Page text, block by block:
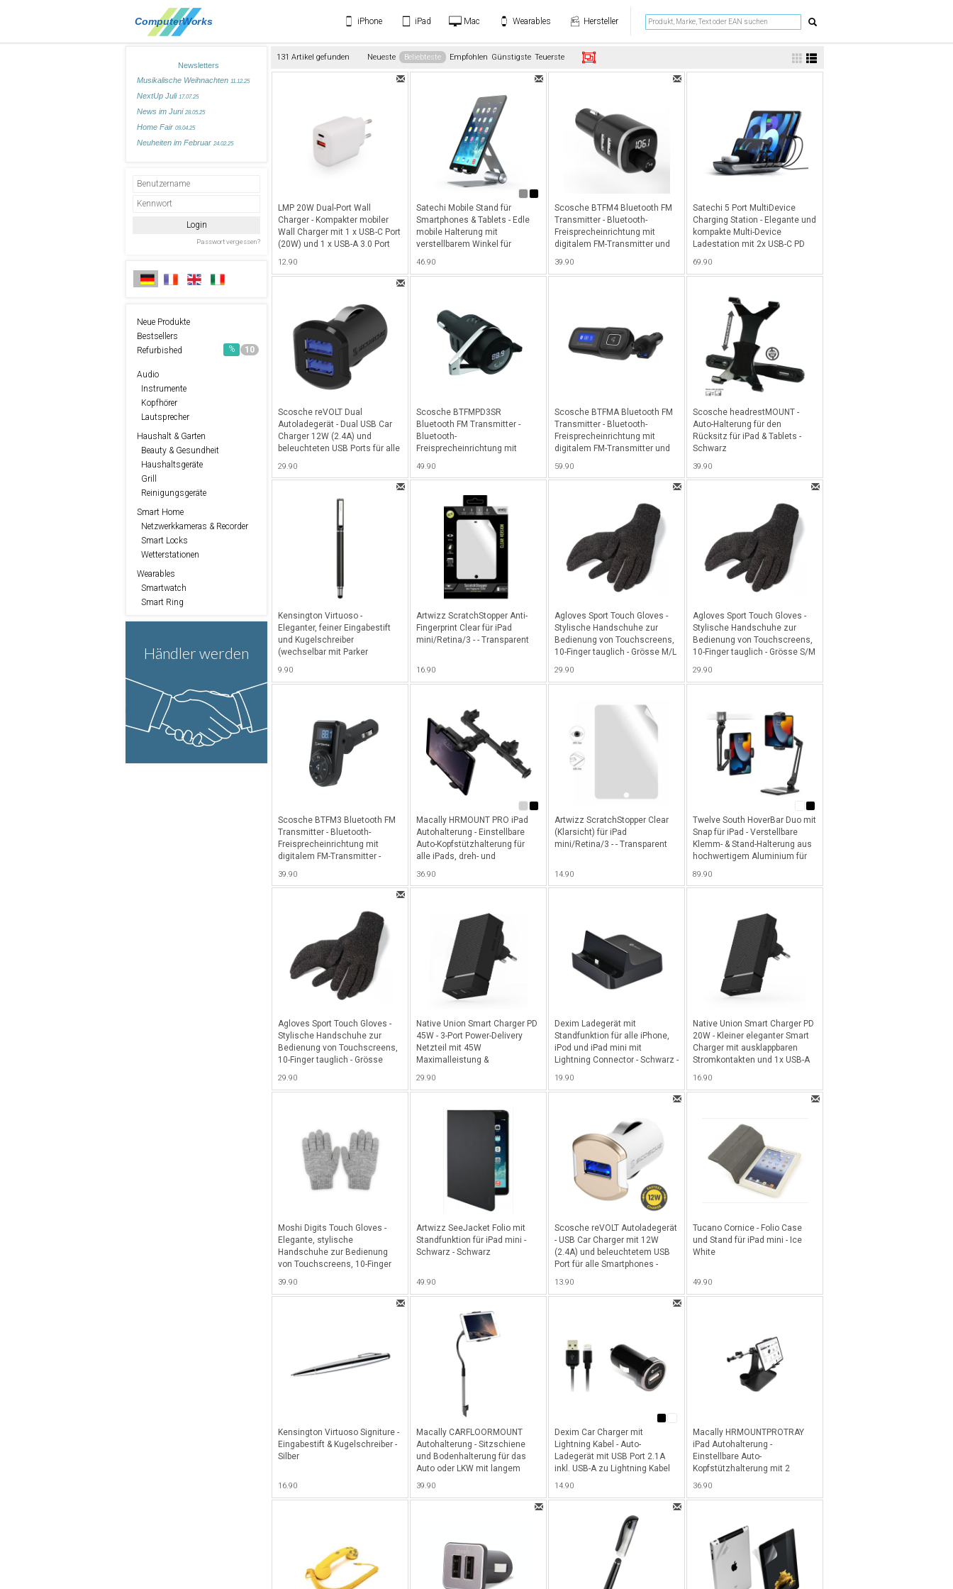
iPhone iPad Mac Wearables Hersteller
Newsletters
Musikalische Weihnachten 11.12.25
NextUp Juli 17.07.25
News im Juni 28.05.25
Home Fair 09.04.25
Neuheiten im Februar 24.02.25
Neue Produkte
Bestsellers
Refurbished
10
%
Audio
Instrumente
Kopfhörer
Lautsprecher
Haushalt & Garten
Beauty & Gesundheit
Haushaltsgeräte
Grill
Reinigungsgeräte
Smart Home
Netzwerkkameras & Recorder
Smart Locks
Wetterstationen
Wearables
Smartwatch
Smart Ring
Händler werden
131 Artikel gefunden Neueste Beliebteste Empfohlen Günstigste Teuerste
LMP 20W Dual-Port Wall
Charger - Kompakter mobiler
Wall Charger mit 1 x USB-C Port
(20W) und 1 x USB-A 3.0 Port
12.90
Satechi Mobile Stand für
Smartphones & Tablets - Edle
mobile Halterung mit
verstellbarem Winkel für
46.90
Scosche BTFM4 Bluetooth FM
Transmitter - Bluetooth-
Freisprecheinrichtung mit
digitalem FM-Transmitter und
39.90
Satechi 5 Port MultiDevice
Charging Station - Elegante und
kompakte Multi-Device
Ladestation mit 2x USB-C PD
Airpods etc. - Space Gray
69.90
Scosche reVOLT Dual
Autoladegerät - Dual USB Car
Charger 12W (2.4A) und
beleuchteten USB Ports für alle
29.90
Scosche BTFMPD3SR
Bluetooth FM Transmitter -
Bluetooth-
Freisprecheinrichtung mit
18W USB-C und 12W USB-A
49.90
Scosche BTFMA Bluetooth FM
Transmitter - Bluetooth-
Freisprecheinrichtung mit
digitalem FM-Transmitter und
Schwarz
59.90
Scosche headrestMOUNT -
Auto-Halterung für den
Rücksitz für iPad & Tablets -
Schwarz
39.90
Kensington Virtuoso -
Eleganter, feiner Eingabestift
und Kugelschreiber
(wechselbar mit Parker
9.90
Artwizz ScratchStopper Anti-
Fingerprint Clear für iPad
mini/Retina/3 - - Transparent
16.90
Agloves Sport Touch Gloves -
Stylische Handschuhe zur
Bedienung von Touchscreens,
10-Finger tauglich - Grösse M/L
29.90
Agloves Sport Touch Gloves -
Stylische Handschuhe zur
Bedienung von Touchscreens,
10-Finger tauglich - Grösse S/M
29.90
Scosche BTFM3 Bluetooth FM
Transmitter - Bluetooth-
Freisprecheinrichtung mit
digitalem FM-Transmitter -
39.90
Macally HRMOUNT PRO iPad
Autohalterung - Einstellbare
Auto-Kopfstützhalterung für
alle iPads, dreh- und
36.90
Artwizz ScratchStopper Clear
(Klarsicht) für iPad
mini/Retina/3 - - Transparent
14.90
Twelve South HoverBar Duo mit
Snap für iPad - Verstellbare
Klemm- & Stand-Halterung aus
hochwertigem Aluminium für
System - Schwarz
89.90
Agloves Sport Touch Gloves -
Stylische Handschuhe zur
Bedienung von Touchscreens,
10-Finger tauglich - Grösse
29.90
Native Union Smart Charger PD
45W - 3-Port Power-Delivery
Netzteil mit 45W
Maximalleistung &
29.90
Dexim Ladegerät mit
Standfunktion für alle iPhone,
iPod und iPad mini mit
Lightning Connector - Schwarz -
19.90
Native Union Smart Charger PD
20W - Kleiner eleganter Smart
Charger mit ausklappbaren
Stromkontakten und 1x USB-A
16.90
Moshi Digits Touch Gloves -
Elegante, stylische
Handschuhe zur Bedienung
von Touchscreens, 10-Finger
39.90
Artwizz SeeJacket Folio mit
Standfunktion für iPad mini -
Schwarz - Schwarz
49.90
Scosche reVOLT Autoladegerät
- USB Car Charger mit 12W
(2.4A) und beleuchtetem USB
Port für alle Smartphones -
13.90
Tucano Cornice - Folio Case
und Stand für iPad mini - Ice
White
49.90
Kensington Virtuoso Signiture -
Eingabestift & Kugelschreiber -
Silber
16.90
Macally CARFLOORMOUNT
Autohalterung - Sitzschiene
und Bodenhalterung für das
Auto oder LKW mit langem
39.90
Dexim Car Charger mit
Lightning Kabel - Auto-
Ladegerät mit USB Port 2.1A
inkl. USB-A zu Lightning Kabel
14.90
Macally HRMOUNTPROTRAY
iPad Autohalterung -
Einstellbare Auto-
Kopfstützhalterung mit 2
36.90